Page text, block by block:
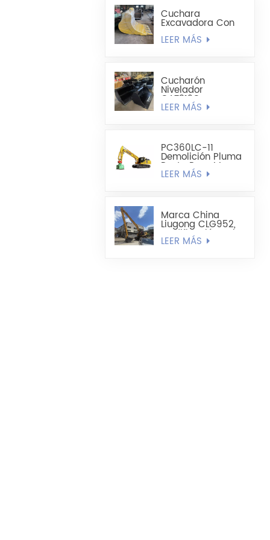
Cuchara
Excavadora Con
Forma De
Cucharón
LEER MÁS
Cucharón
Nivelador
CAT312C
CAT320DL De 1200
LEER MÁS
PC360LC-11
Demolición Pluma
Recta Para Mayor
Alcance
LEER MÁS
Marca China
Liugong CLG952,
Modificación Del
Brazo De 52
LEER MÁS